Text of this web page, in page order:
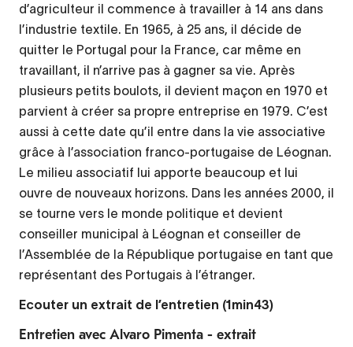
d’agriculteur il commence à travailler à 14 ans dans
l’industrie textile. En 1965, à 25 ans, il décide de
quitter le Portugal pour la France, car même en
travaillant, il n’arrive pas à gagner sa vie. Après
plusieurs petits boulots, il devient maçon en 1970 et
parvient à créer sa propre entreprise en 1979. C’est
aussi à cette date qu’il entre dans la vie associative
grâce à l’association franco-portugaise de Léognan.
Le milieu associatif lui apporte beaucoup et lui
ouvre de nouveaux horizons. Dans les années 2000, il
se tourne vers le monde politique et devient
conseiller municipal à Léognan et conseiller de
l’Assemblée de la République portugaise en tant que
représentant des Portugais à l’étranger.
Ecouter un extrait de l’entretien (1min43)
Entretien avec Alvaro Pimenta - extrait